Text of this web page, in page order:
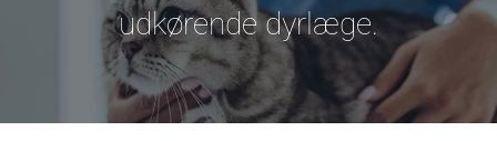
udkørende dyrlæge.